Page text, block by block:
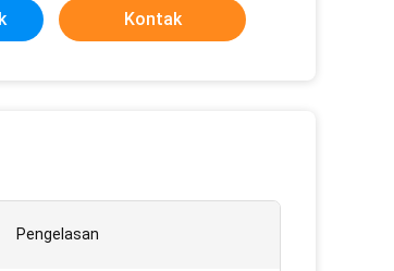
Kontak
Pengelasan